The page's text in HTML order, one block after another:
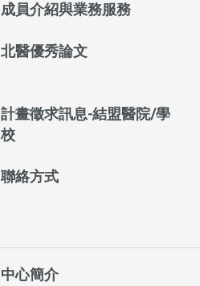
成員介紹與業務服務
北醫優秀論文
計畫徵求訊息-結盟醫院/學
校
聯絡方式
中心簡介